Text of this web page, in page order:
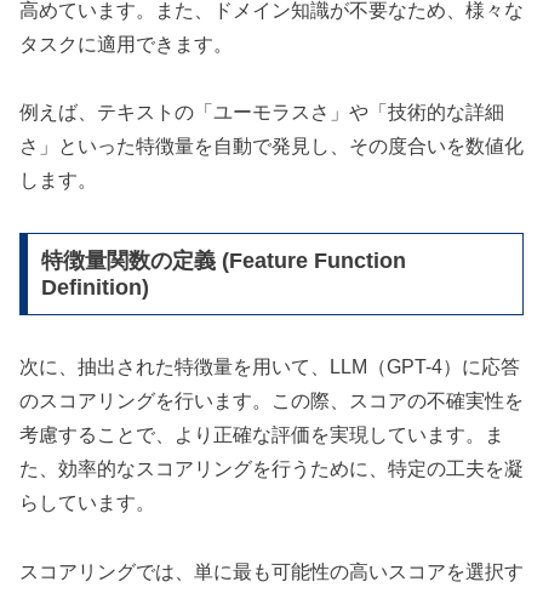
高めています。また、ドメイン知識が不要なため、様々な
タスクに適用できます。
例えば、テキストの「ユーモラスさ」や「技術的な詳細
さ」といった特徴量を自動で発見し、その度合いを数値化
します。
特徴量関数の定義 (Feature Function
Definition)
次に、抽出された特徴量を用いて、LLM（GPT-4）に応答
のスコアリングを行います。この際、スコアの不確実性を
考慮することで、より正確な評価を実現しています。ま
た、効率的なスコアリングを行うために、特定の工夫を凝
らしています。
スコアリングでは、単に最も可能性の高いスコアを選択す